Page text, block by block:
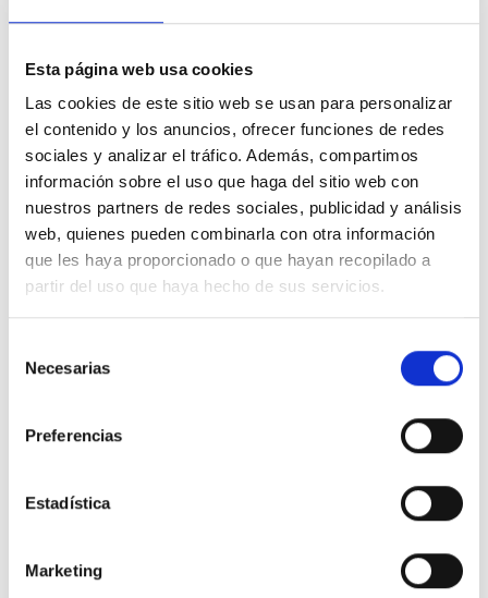
Esta página web usa cookies
Las cookies de este sitio web se usan para personalizar
el contenido y los anuncios, ofrecer funciones de redes
sociales y analizar el tráfico. Además, compartimos
información sobre el uso que haga del sitio web con
nuestros partners de redes sociales, publicidad y análisis
web, quienes pueden combinarla con otra información
que les haya proporcionado o que hayan recopilado a
partir del uso que haya hecho de sus servicios.
Necesarias
Preferencias
Estadística
Marketing
Descripción
Gala 38924 Grifo bidé monomando Eco Cosmo
Comentarios